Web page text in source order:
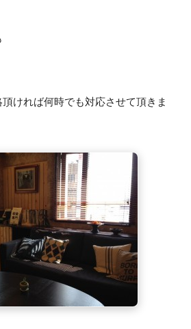
ければ何時でも対応させて頂きま